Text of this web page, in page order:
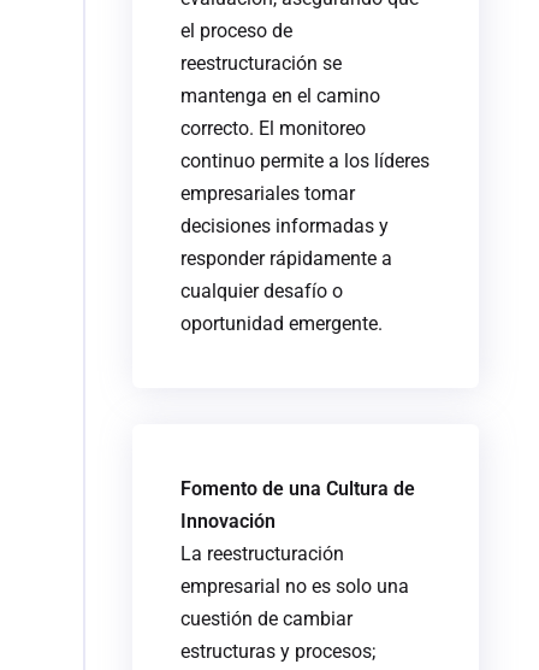
el proceso de
reestructuración se
mantenga en el camino
correcto. El monitoreo
continuo permite a los líderes
empresariales tomar
decisiones informadas y
responder rápidamente a
cualquier desafío o
oportunidad emergente.
Fomento de una Cultura de
Innovación
La reestructuración
empresarial no es solo una
cuestión de cambiar
estructuras y procesos;